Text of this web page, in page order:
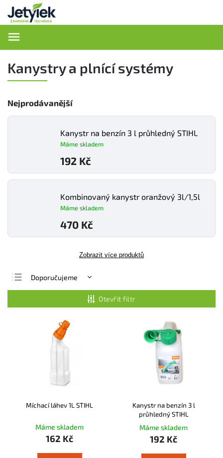
Kanystry a plnící systémy
Nejprodávanější
Kanystr na benzín 3 l průhledný STIHL
Máme skladem
192 Kč
Kombinovaný kanystr oranžový 3l/1,5l
Máme skladem
470 Kč
Zobrazit více produktů
Doporučujeme
Nejdražší
Nejprodávanější
Abecedně
Otevřít filtr
Míchací láhev 1L STIHL
Máme skladem
162 Kč
Kanystr na benzín 3 l
průhledný STIHL
Máme skladem
192 Kč